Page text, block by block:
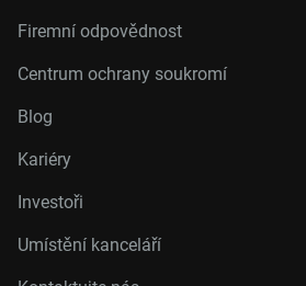
Firemní odpovědnost
Centrum ochrany soukromí
Blog
Kariéry
Investoři
Umístění kanceláří